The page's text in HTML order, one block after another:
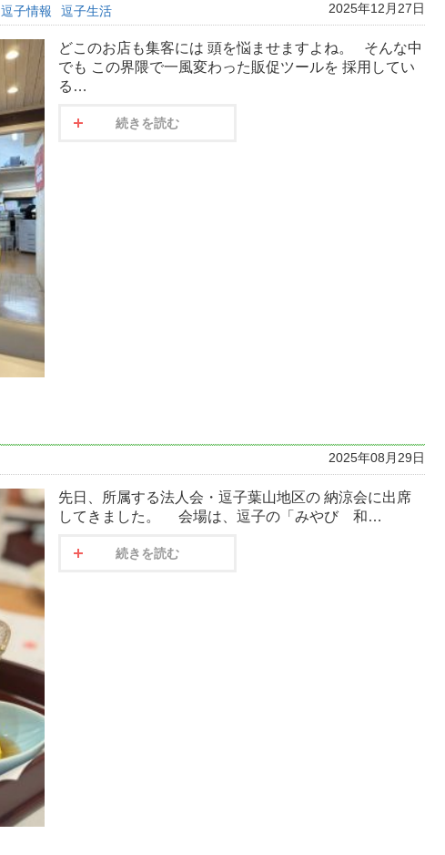
逗子情報 逗子生活 2025年12月27日
どこのお店も集客には 頭を悩ませますよね。 そんな中
でも この界隈で一風変わった販促ツールを 採用してい
る…
続きを読む
2025年08月29日
先日、所属する法人会・逗子葉山地区の 納涼会に出席
してきました。 会場は、逗子の「みやび 和…
続きを読む